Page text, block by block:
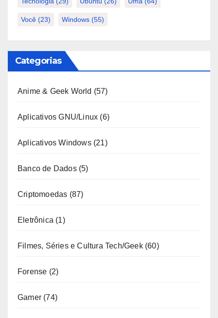
Você (23) Windows (55)
Categorias
Anime & Geek World (57)
Aplicativos GNU/Linux (6)
Aplicativos Windows(21)
Banco de Dados(5)
Criptomoedas (87)
Eletrônica (1)
Filmes, Séries e Cultura Tech/Geek(60)
Forense (2)
Gamer (74)